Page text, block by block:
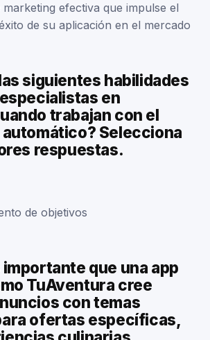
efectiva que impulse el
de su aplicación en el mercado
siguientes habilidades
en
trabajan con el
Selecciona
respuestas.
de objetivos
importante que una app
TuAventura cree
con temas
ofertas específicas,